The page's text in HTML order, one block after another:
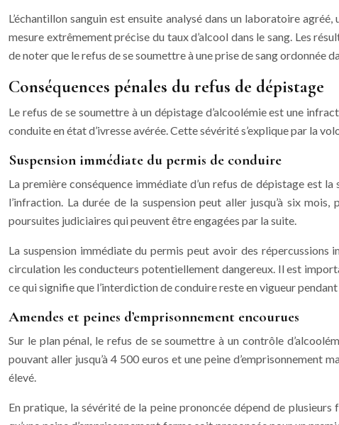
L’échantillon sanguin est ensuite analysé dans un laboratoire
mesure extrêmement précise du taux d’alcool dans le sang. Les
de noter que le refus de se soumettre à une prise de sang ordonnée
Conséquences pénales du refus de dépistage
Le refus de se soumettre à un dépistage d’alcoolémie est une
conduite en état d’ivresse avérée. Cette sévérité s’explique par la
Suspension immédiate du permis de conduire
La première conséquence immédiate d’un refus de dépistage est
l’infraction. La durée de la suspension peut aller jusqu’à six
poursuites judiciaires qui peuvent être engagées par la suite.
La suspension immédiate du permis peut avoir des
circulation les conducteurs potentiellement dangereux. Il est
ce qui signifie que l’interdiction de conduire reste en vigueur pendant
Amendes et peines d’emprisonnement encourues
Sur le plan pénal, le refus de se soumettre à un contrôle
pouvant aller jusqu’à 4 500 euros et une peine d’emprisonnement
élevé.
En pratique, la sévérité de la peine prononcée dépend de